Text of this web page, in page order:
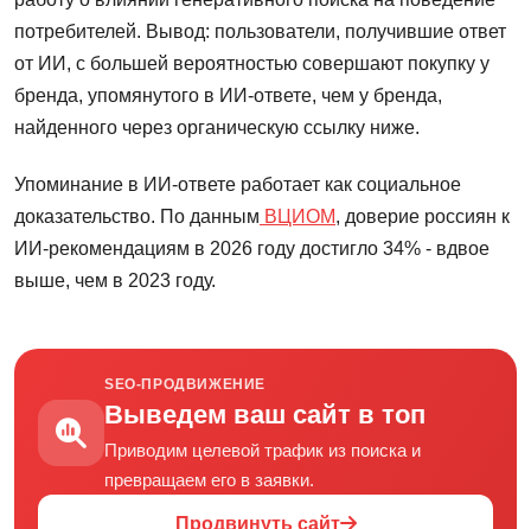
потребителей. Вывод: пользователи, получившие ответ
от ИИ, с большей вероятностью совершают покупку у
бренда, упомянутого в ИИ-ответе, чем у бренда,
найденного через органическую ссылку ниже.
Упоминание в ИИ-ответе работает как социальное
доказательство. По данным ВЦИОМ, доверие россиян к
ИИ-рекомендациям в 2026 году достигло 34% - вдвое
выше, чем в 2023 году.
SEO-ПРОДВИЖЕНИЕ
Выведем ваш сайт в топ
Приводим целевой трафик из поиска и
превращаем его в заявки.
Продвинуть сайт